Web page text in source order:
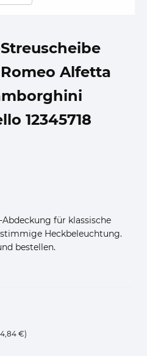
Alfetta
12345718
für klassische
Heckbeleuchtung.
bestellen.
€)